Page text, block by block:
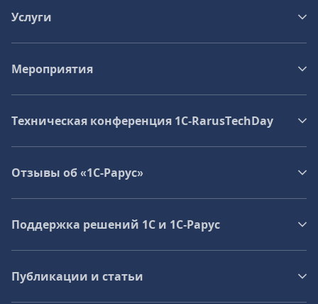
Услуги
Мероприятия
Техническая конференция 1C‑RarusTechDay
Отзывы об «1С-Рарус»
Поддержка решений 1С и 1С‑Рарус
Публикации и статьи